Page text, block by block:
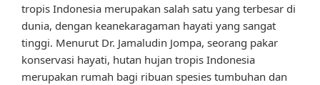
tropis Indonesia merupakan salah satu yang terbesar di
dunia, dengan keanekaragaman hayati yang sangat
tinggi. Menurut Dr. Jamaludin Jompa, seorang pakar
konservasi hayati, hutan hujan tropis Indonesia
merupakan rumah bagi ribuan spesies tumbuhan dan